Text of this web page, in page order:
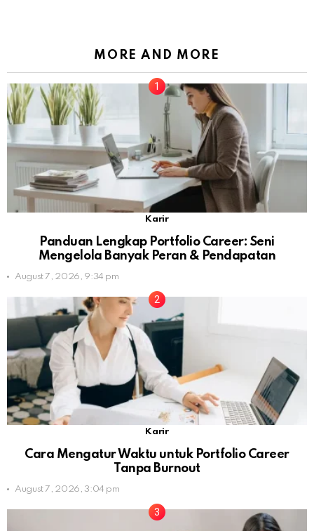
MORE AND MORE
Karir
Panduan Lengkap Portfolio Career: Seni
Mengelola Banyak Peran & Pendapatan
August 7, 2026, 9:34 pm
Karir
Cara Mengatur Waktu untuk Portfolio Career
Tanpa Burnout
August 7, 2026, 3:04 pm